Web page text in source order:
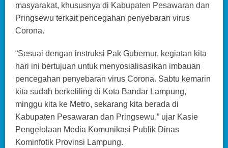
masyarakat, khususnya di Kabupaten Pesawaran dan
Pringsewu terkait pencegahan penyebaran virus
Corona.
“Sesuai dengan instruksi Pak Gubernur, kegiatan kita
hari ini bertujuan untuk menyosialisasikan imbauan
pencegahan penyebaran virus Corona. Sabtu kemarin
kita sudah berkeliling di Kota Bandar Lampung,
minggu kita ke Metro, sekarang kita berada di
Kabupaten Pesawaran dan Pringsewu,” ujar Kasie
Pengelolaan Media Komunikasi Publik Dinas
Kominfotik Provinsi Lampung.